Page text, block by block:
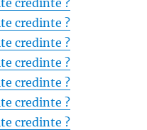
credinte ?
credinte ?
credinte ?
credinte ?
credinte ?
credinte ?
credinte ?